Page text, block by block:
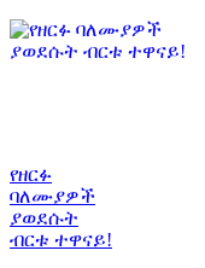
የዘርፉ
ባለሙያዎች
ያወደሱት
ብርቱ ተዋናይ!